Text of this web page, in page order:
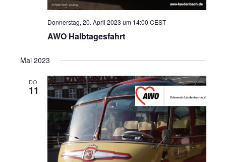
AWO Halbtagesfahrt
Donnerstag, 20. April 2023 um 14:00 CEST
Mai 2023
DO.
11